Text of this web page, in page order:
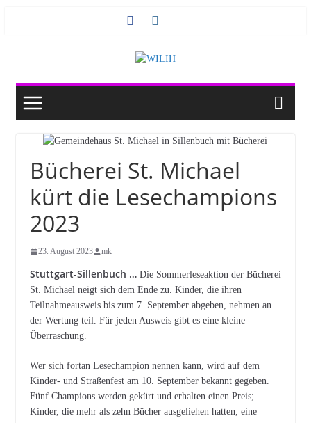
Bücherei St. Michael
kürt die Lesechampions
2023
23. August 2023 mk
Stuttgart-Sillenbuch …Die Sommerleseaktion der Bücherei
St. Michael neigt sich dem Ende zu. Kinder, die ihren
Teilnahmeausweis bis zum 7. September abgeben, nehmen an
der Wertung teil. Für jeden Ausweis gibt es eine kleine
Überraschung.
Wer sich fortan Lesechampion nennen kann, wird auf dem
Kinder- und Straßenfest am 10. September bekannt gegeben.
Fünf Champions werden gekürt und erhalten einen Preis;
Kinder, die mehr als zehn Bücher ausgeliehen hatten, eine